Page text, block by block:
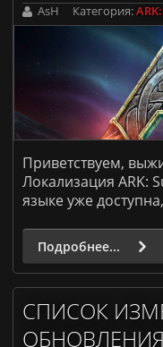
AsH Категория:
Приветствуем,
Локализация ARK:
языке уже
Подробнее...
СПИСОК
ОБНОВЛЕНИЯ